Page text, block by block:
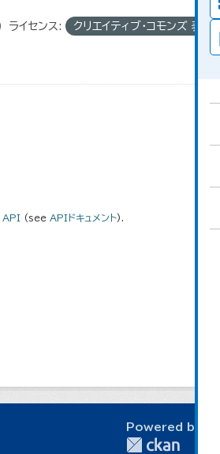
ライセンス: クリエイティブ・コモンズ 表示
API (see APIドキュメント).
Powered by